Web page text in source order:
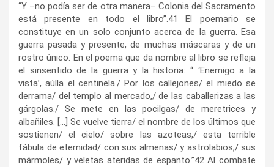
“Y –no podía ser de otra manera– Colonia del Sacramento
está presente en todo el libro”.41
El poemario se
constituye en un solo conjunto acerca de la guerra. Esa
guerra pasada y presente, de muchas máscaras y de un
rostro único. En el poema que da nombre al libro se refleja
el sinsentido de la guerra y la historia: “ ʻEnemigo a la
vista’, aúlla el centinela./ Por los callejones/ el miedo se
derrama/ del templo al mercado,/ de las caballerizas a las
gárgolas./ Se mete en las pocilgas/ de meretrices y
albañiles. […] Se vuelve tierra/ el nombre de los últimos que
sostienen/ el cielo/ sobre las azoteas,/ esta terrible
fábula de eternidad/ con sus almenas/ y astrolabios,/ sus
mármoles/ y veletas ateridas de espanto.”42Al combate